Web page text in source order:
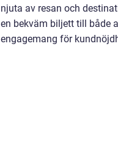
njuta av resan och
en bekväm biljett till både
engagemang för